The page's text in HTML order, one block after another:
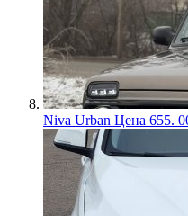
Niva Urban Цена 655.